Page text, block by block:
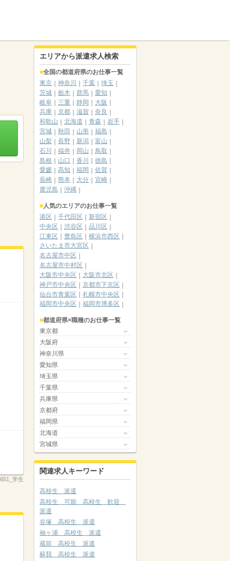
学生
エリアから派遣求人検索
全国の都道府県のお仕事一覧
東京
神奈川 千葉
埼玉
茨城
栃木 群馬
愛知
岐阜
三重 静岡
大阪
兵庫
京都 滋賀
奈良
和歌山
北海道 青森
岩手
宮城
秋田 山形
福島
山梨
長野 新潟
富山
石川
福井 岡山
鳥取
島根
山口 香川
徳島
愛媛
高知 福岡
佐賀
長崎
熊本 大分
宮崎
鹿児島
沖縄
人気のエリアのお仕事一覧
港区
千代田区
新宿区
中央区
渋谷区
品川区
江東区
豊島区
横浜市西区
さいたま市大宮区
名古屋市中区
名古屋市中村区
大阪市中央区
大阪市北区
神戸市中央区
京都市下京区
仙台市青葉区
札幌市中央区
福岡市中央区
福岡市博多区
都道府県×職種のお仕事一覧
東京都
大阪府
神奈川県
愛知県
埼玉県
千葉県
兵庫県
京都府
福岡県
北海道
宮城県
関連求人キーワード
高校生 派遣
高校生 可能 高校生 歓迎
派遣
谷塚 高校生 派遣
袖ヶ浦 高校生 派遣
蔵前 高校生 派遣
蘇我 高校生 派遣